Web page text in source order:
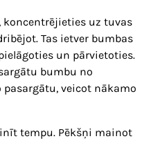
koncentrējieties uz tuvas
Tas ietver bumbas
un pārvietoties.
bumbu no
veicot nākamo
tempu. Pēkšņi mainot